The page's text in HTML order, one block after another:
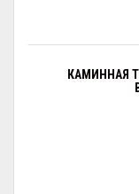
КАМИННАЯ